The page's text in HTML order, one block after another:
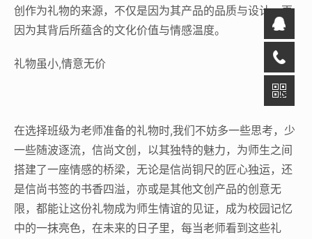
创作为礼物的来源，不仅是因为其产品的品质与设计，更
因为其背后所蕴含的文化价值与情感温度。
礼物虽小,情意无价
在选择班级为老师准备的礼物时,我们不妨多一些思考，少
一些随波逐流，信尚文创，以其独特的魅力，为师生之间
搭建了一座情感的桥梁，无论是信尚铜尺的匠心独运，还
是信尚书签的书香四溢，亦或是其他文创产品的创意无
限，都能让这份礼物成为师生情谊的见证，成为校园记忆
中的一抹亮色，在未来的日子里，每当老师看到这些礼